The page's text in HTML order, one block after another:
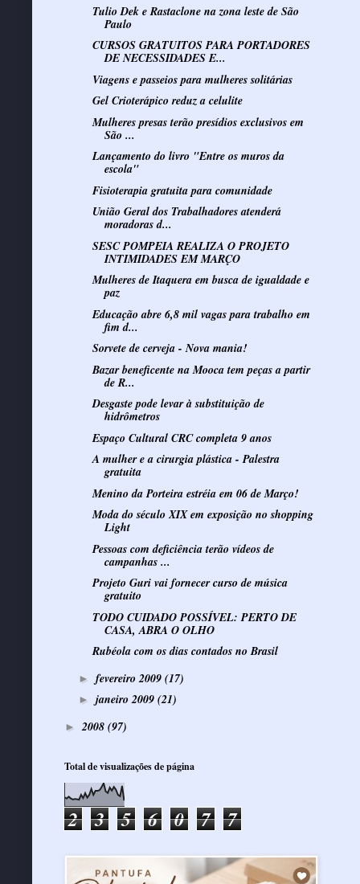
Tulio Dek e Rastaclone na zona leste de São
Paulo
CURSOS GRATUITOS PARA PORTADORES
DE NECESSIDADES E...
Viagens e passeios para mulheres solitárias
Gel Crioterápico reduz a celulite
Mulheres presas terão presídios exclusivos em
São ...
Lançamento do livro "Entre os muros da
escola"
Fisioterapia gratuita para comunidade
União Geral dos Trabalhadores atenderá
moradoras d...
SESC POMPEIA REALIZA O PROJETO
INTIMIDADES EM MARÇO
Mulheres de Itaquera em busca de igualdade e
paz
Educação abre 6,8 mil vagas para trabalho em
fim d...
Sorvete de cerveja - Nova mania!
Bazar beneficente na Mooca tem peças a partir
de R...
Desgaste pode levar à substituição de
hidrômetros
Espaço Cultural CRC completa 9 anos
A mulher e a cirurgia plástica - Palestra
gratuita
Menino da Porteira estréia em 06 de Março!
Moda do século XIX em exposição no shopping
Light
Pessoas com deficiência terão vídeos de
campanhas ...
Projeto Guri vai fornecer curso de música
gratuito
TODO CUIDADO POSSÍVEL: PERTO DE
CASA, ABRA O OLHO
Rubéola com os dias contados no Brasil
► fevereiro 2009 (17)
► janeiro 2009 (21)
► 2008 (97)
Total de visualizações de página
2 3 5 6 0 7 7